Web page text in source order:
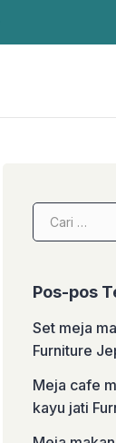
Cari
untuk:
Pos-pos
Set meja
Furniture
Meja cafe
kayu jati